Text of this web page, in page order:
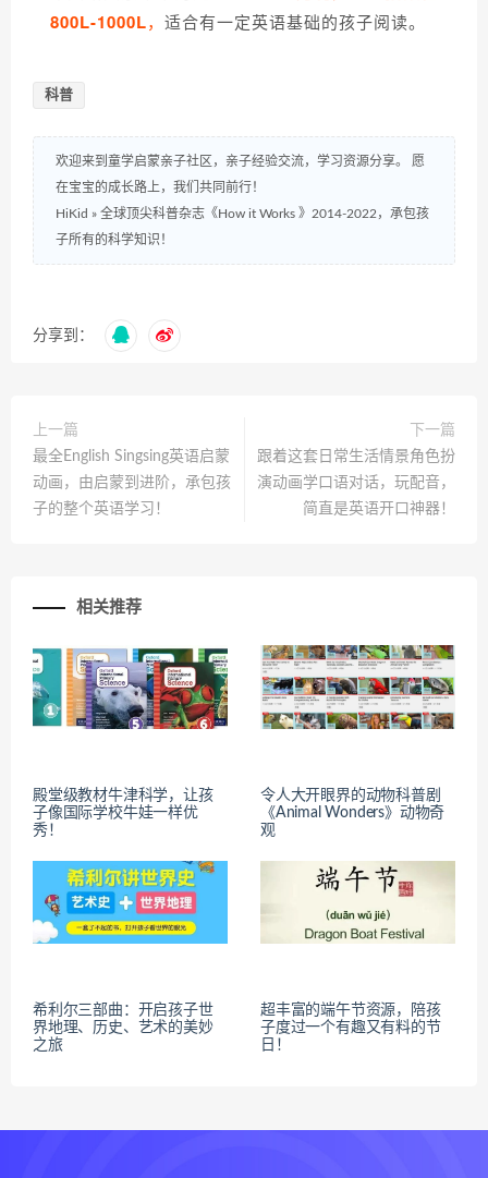
800L-1000L， 适合有一定英语基础的孩子阅读。
科普
欢迎来到童学启蒙亲子社区，亲子经验交流，学习资源分享。 愿
在宝宝的成长路上，我们共同前行！
HiKid » 全球顶尖科普杂志《How it Works 》2014-2022，承包孩
子所有的科学知识！
分享到：
上一篇
最全English Singsing英语启蒙
动画，由启蒙到进阶，承包孩
子的整个英语学习！
下一篇
跟着这套日常生活情景角色扮
演动画学口语对话，玩配音，
简直是英语开口神器！
相关推荐
殿堂级教材牛津科学，让孩
子像国际学校牛娃一样优
秀！
令人大开眼界的动物科普剧
《Animal Wonders》动物奇
观
希利尔三部曲：开启孩子世
界地理、历史、艺术的美妙
之旅
超丰富的端午节资源，陪孩
子度过一个有趣又有料的节
日！